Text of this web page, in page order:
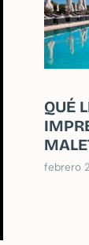
QUÉ
febrero